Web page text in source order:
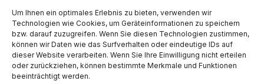
Um Ihnen ein optimales Erlebnis zu bieten, verwenden wir
Technologien wie Cookies, um Geräteinformationen zu speichern
bzw. darauf zuzugreifen. Wenn Sie diesen Technologien zustimmen,
können wir Daten wie das Surfverhalten oder eindeutige IDs auf
dieser Website verarbeiten. Wenn Sie Ihre Einwilligung nicht erteilen
oder zurückziehen, können bestimmte Merkmale und Funktionen
beeinträchtigt werden.
Datenschutzerklärung
Cookie Policy (EU)